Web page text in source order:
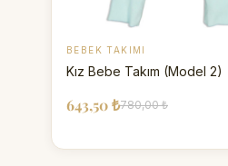
BEBEK TAKIMI
Kız Bebe Takım (Model 2)
643,50 ₺780,00 ₺